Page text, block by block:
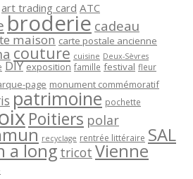
art trading card ATC
broderie cadeau
maison carte postale ancienne
couture cuisine Deux-Sèvres
DIY exposition famille festival fleur
page monument commémoratif
patrimoine pochette
Poitiers polar
recyclage rentrée littéraire SAL
a long tricot Vienne